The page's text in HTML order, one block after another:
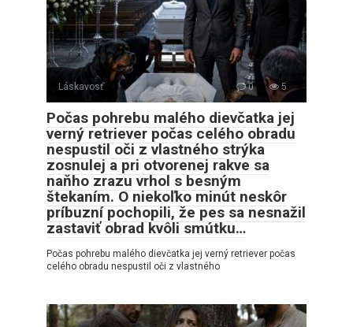
Láskavosť 0 5
Počas pohrebu malého dievčatka jej
verný retriever počas celého obradu
nespustil oči z vlastného strýka
zosnulej a pri otvorenej rakve sa
naňho zrazu vrhol s besným
štekaním. O niekoľko minút neskôr
príbuzní pochopili, že pes sa nesnažil
zastaviť obrad kvôli smútku…
Počas pohrebu malého dievčatka jej verný retriever počas
celého obradu nespustil oči z vlastného